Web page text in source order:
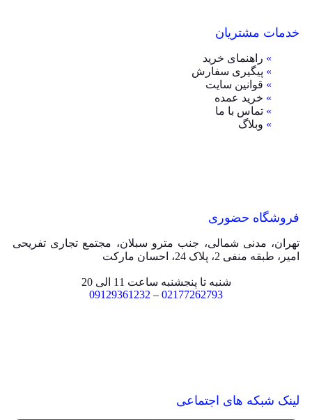
خدمات مشتریان
» راهنمای خرید
» پیگیری سفارش
» قوانین سایت
» خرید عمده
» تماس با ما
» وبلاگ
فروشگاه حضوری
تهران، مدنی شمالی، جنب مترو سبلان، مجتمع تجاری تفریحی
امیر، طبقه منفی 2، پلاک 24، احسان مارکت
شنبه تا پنجشنبه ساعت 11 الی 20
02177262793
–
09129361232
لینک شبکه های اجتماعی